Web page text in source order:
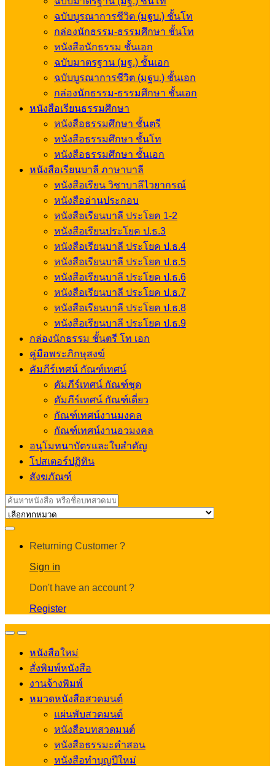
ฉบับบูรณาการชีวิต (มฐบ.) ชั้นโท
กล่องนักธรรม-ธรรมศึกษา ชั้นโท
หนังสือนักธรรม ชั้นเอก
ฉบับมาตรฐาน (มฐ.) ชั้นเอก
ฉบับบูรณาการชีวิต (มฐบ.) ชั้นเอก
กล่องนักธรรม-ธรรมศึกษา ชั้นเอก
หนังสือเรียนธรรมศึกษา
หนังสือธรรมศึกษา ชั้นตรี
หนังสือธรรมศึกษา ชั้นโท
หนังสือธรรมศึกษา ชั้นเอก
หนังสือเรียนบาลี ภาษาบาลี
หนังสือเรียน วิชาบาลีไวยากรณ์
หนังสืออ่านประกอบ
หนังสือเรียนบาลี ประโยค 1-2
หนังสือเรียนประโยค ป.ธ.3
หนังสือเรียนบาลี ประโยค ป.ธ.4
หนังสือเรียนบาลี ประโยค ป.ธ.5
หนังสือเรียนบาลี ประโยค ป.ธ.6
หนังสือเรียนบาลี ประโยค ป.ธ.7
หนังสือเรียนบาลี ประโยค ป.ธ.8
หนังสือเรียนบาลี ประโยค ป.ธ.9
กล่องนักธรรม ชั้นตรี โท เอก
คู่มือพระภิกษุสงฆ์
คัมภีร์เทศน์ กัณฑ์เทศน์
คัมภีร์เทศน์ กัณฑ์ชุด
คัมภีร์เทศน์ กัณฑ์เดี่ยว
กัณฑ์เทศน์งานมงคล
กัณฑ์เทศน์งานอวมงคล
อนุโมทนาบัตรและใบสำคัญ
โปสเตอร์ปฏิทิน
สังฆภัณฑ์
Search
for:
Returning Customer ?
Sign in
Don't have an account ?
Register
OpenClose
หนังสือใหม่
สั่งพิมพ์หนังสือ
งานจ้างพิมพ์
หมวดหนังสือสวดมนต์
แผ่นพับสวดมนต์
หนังสือบทสวดมนต์
หนังสือธรรมะคำสอน
หนังสือทำบุญปีใหม่